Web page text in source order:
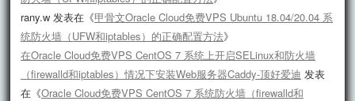
rany.w 发表在《甲骨文Oracle Cloud免费VPS Ubuntu 18.04/20.04 系
统防火墙（UFW和iptables）的正确配置方法》
在Oracle Cloud免费VPS CentOS 7 系统上开启SELinux和防火墙
（firewalld和iptables）情况下安装Web服务器Caddy-顶好爱迪 发表
在《Oracle Cloud免费VPS CentOS 7 系统防火墙（firewalld和